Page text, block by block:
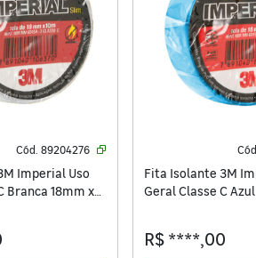
Cód. 89204276
Imperial Uso
Branca 18mm x
Cód.
Fita Isolante 3M
Geral Classe C Azul
R$ ****,00